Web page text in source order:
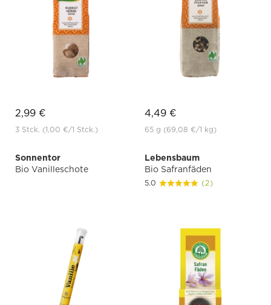
2,99 €
3 Stck. (1,00 €/1 Stck.)
4,49 €
65 g (69,08 €/1 kg)
Sonnentor
Bio Vanilleschote
Lebensbaum
Bio Safranfäden
5.0 (2)